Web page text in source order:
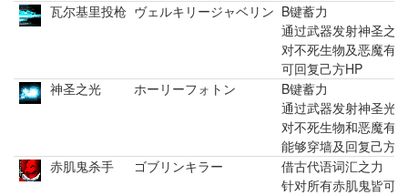
瓦尔基里投枪 ヴェルキリージャベリン B键蓄力
通过武器发射神圣之枪
对不死生物及恶魔有
可回复己方HP
神圣之光
ホーリーフォトン
B键蓄力
通过武器发射神圣光弹
对不死生物和恶魔有
能够穿墙及回复己方
赤肌鬼杀手
ゴブリンキラー
借古代语词汇之力
针对所有赤肌鬼皆可